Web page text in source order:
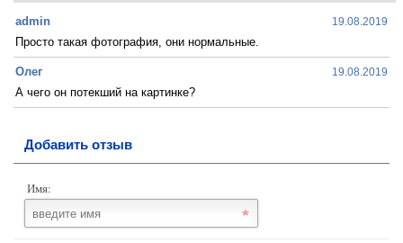
admin 19.08.2019
Просто такая фотография, они нормальные.
Олег 19.08.2019
А чего он потекший на картинке?
Добавить отзыв
Имя: